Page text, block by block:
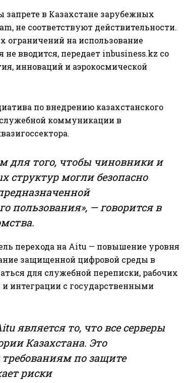
запрете в Казахстане зарубежных
не соответствуют действительности.
ограничений на использование
вводится, передает inbusiness.kz со
инноваций и аэрокосмической
по внедрению казахстанского
коммуникации в
для того, чтобы чиновники и
структур могли безопасно
пользования», — говорится в
перехода на Aitu — повышение уровня
защищенной цифровой среды в
для служебной переписки, рабочих
интеграции с государственными
является то, что все серверы
Казахстана. Это
по защите
риски